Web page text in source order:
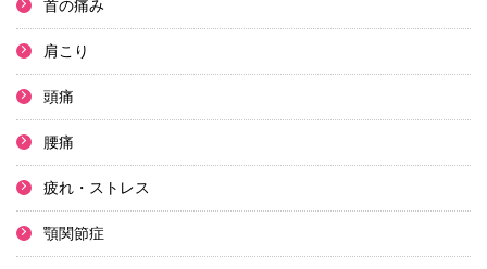
首の痛み
肩こり
頭痛
腰痛
疲れ・ストレス
顎関節症